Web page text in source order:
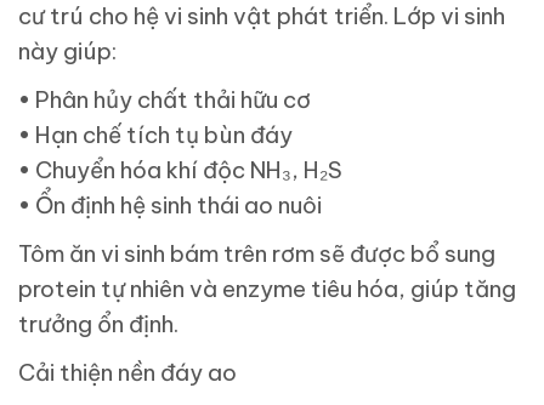
cư trú cho hệ vi sinh vật phát triển. Lớp vi sinh
này giúp:
• Phân hủy chất thải hữu cơ
• Hạn chế tích tụ bùn đáy
• Chuyển hóa khí độc NH₃, H₂S
• Ổn định hệ sinh thái ao nuôi
Tôm ăn vi sinh bám trên rơm sẽ được bổ sung
protein tự nhiên và enzyme tiêu hóa, giúp tăng
trưởng ổn định.
Cải thiện nền đáy ao